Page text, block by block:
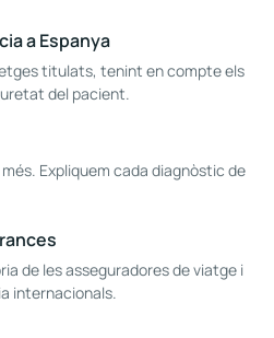
a Espanya
titulats, tenint en compte els
del pacient.
Expliquem cada diagnòstic de
de les asseguradores de viatge i
internacionals.